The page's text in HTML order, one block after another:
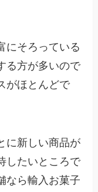
にそろっている
る方が多いので
がほとんどで
に新しい商品が
したいところで
なら輸入お菓子